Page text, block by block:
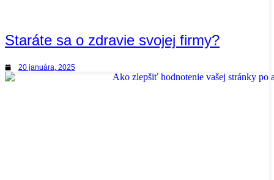
Staráte sa o zdravie svojej firmy?
20 januára, 2025